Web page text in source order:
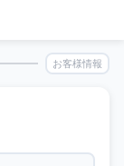
お客様情報